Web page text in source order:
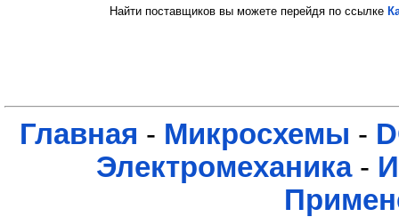
Найти поставщиков вы можете перейдя по ссылке
Главная - Микросхемы -
Электромеханика-